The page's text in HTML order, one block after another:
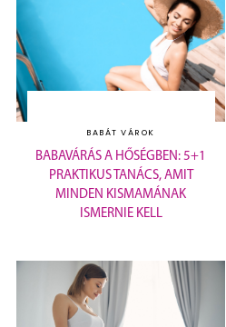
BABÁT VÁROK
BABAVÁRÁS A HŐSÉGBEN: 5+1
PRAKTIKUS TANÁCS, AMIT
MINDEN KISMAMÁNAK
ISMERNIE KELL